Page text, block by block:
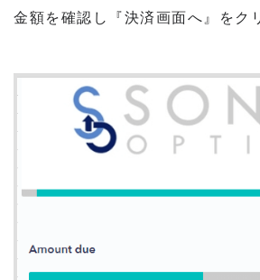
金額を確認し『決済画面へ』をク